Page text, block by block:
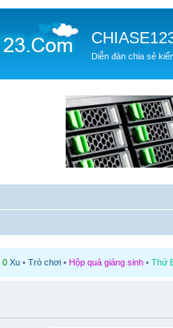
Diễn đàn chia sẻ
0 Xu • Trò chơi • Hộp quà giáng sinh • Thứ